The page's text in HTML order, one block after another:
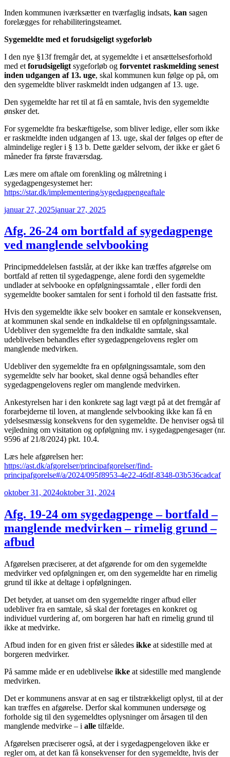
Inden kommunen iværksætter en tværfaglig indsats, kan sagen
forelægges for rehabiliteringsteamet.
Sygemeldte med et forudsigeligt sygeforløb
I den nye §13f fremgår det, at sygemeldte i et ansættelsesforhold
med et forudsigeligt sygeforløb og forventet raskmelding senest
inden udgangen af 13. uge, skal kommunen kun følge op på, om
den sygemeldte bliver raskmeldt inden udgangen af 13. uge.
Den sygemeldte har ret til at få en samtale, hvis den sygemeldte
ønsker det.
For sygemeldte fra beskæftigelse, som bliver ledige, eller som ikke
er raskmeldte inden udgangen af 13. uge, skal der følges op efter de
almindelige regler i § 13 b. Dette gælder selvom, der ikke er gået 6
måneder fra første fraværsdag.
Læs mere om aftale om forenkling og målretning i
sygedagpengesystemet her:
https://star.dk/implementering/sygedagpengeaftale
Udgivet
januar 27, 2025januar 27, 2025
Afg. 26-24 om bortfald af sygedagpenge
ved manglende selvbooking
Principmeddelelsen fastslår, at der ikke kan træffes afgørelse om
bortfald af retten til sygedagpenge, alene fordi den sygemeldte
undlader at selvbooke en opfølgningssamtale , eller fordi den
sygemeldte booker samtalen for sent i forhold til den fastsatte frist.
Hvis den sygemeldte ikke selv booker en samtale er konsekvensen,
at kommunen skal sende en indkaldelse til en opfølgningssamtale.
Udebliver den sygemeldte fra den indkaldte samtale, skal
udeblivelsen behandles efter sygedagpengelovens regler om
manglende medvirken.
Udebliver den sygemeldte fra en opfølgningssamtale, som den
sygemeldte selv har booket, skal denne også behandles efter
sygedagpengelovens regler om manglende medvirken.
Ankestyrelsen har i den konkrete sag lagt vægt på at det fremgår af
forarbejderne til loven, at manglende selvbooking ikke kan få en
ydelsesmæssig konsekvens for den sygemeldte. De henviser også til
vejledning om visitation og opfølgning mv. i sygedagpengesager (nr.
9596 af 21/8/2024) pkt. 10.4.
Læs hele afgørelsen her:
https://ast.dk/afgorelser/principafgorelser/find-
principafgorelse#/a/2024/095f8953-4e22-46df-8348-03b536cadcaf
Udgivet
oktober 31, 2024oktober 31, 2024
Afg. 19-24 om sygedagpenge – bortfald –
manglende medvirken – rimelig grund –
afbud
Afgørelsen præciserer, at det afgørende for om den sygemeldte
medvirker ved opfølgningen er, om den sygemeldte har en rimelig
grund til ikke at deltage i opfølgningen.
Det betyder, at uanset om den sygemeldte ringer afbud eller
udebliver fra en samtale, så skal der foretages en konkret og
individuel vurdering af, om borgeren har haft en rimelig grund til
ikke at medvirke.
Afbud inden for en given frist er således ikke at sidestille med at
borgeren medvirker.
På samme måde er en udeblivelse ikke at sidestille med manglende
medvirken.
Det er kommunens ansvar at en sag er tilstrækkeligt oplyst, til at der
kan træffes en afgørelse. Derfor skal kommunen undersøge og
forholde sig til den sygemeldtes oplysninger om årsagen til den
manglende medvirke – i alle tilfælde.
Afgørelsen præciserer også, at der i sygedagpengeloven ikke er
regler om, at det kan få konsekvenser for den sygemeldte, hvis der